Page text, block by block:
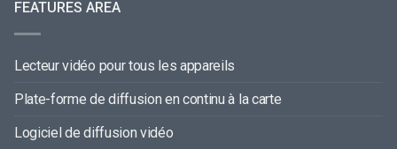
FEATURES AREA
Lecteur vidéo pour tous les appareils
Plate-forme de diffusion en continu à la carte
Logiciel de diffusion vidéo